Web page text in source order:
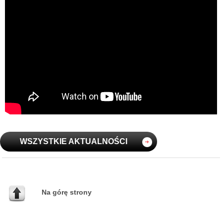
WSZYSTKIE AKTUALNOŚCI
Na górę strony